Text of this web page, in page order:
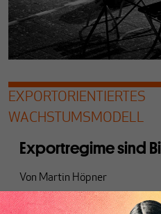
EXPORTORIENTIERTES
WACHSTUMSMODELL
Exportregime sind
Von Martin Höpner
Die Einsicht in die Existenz